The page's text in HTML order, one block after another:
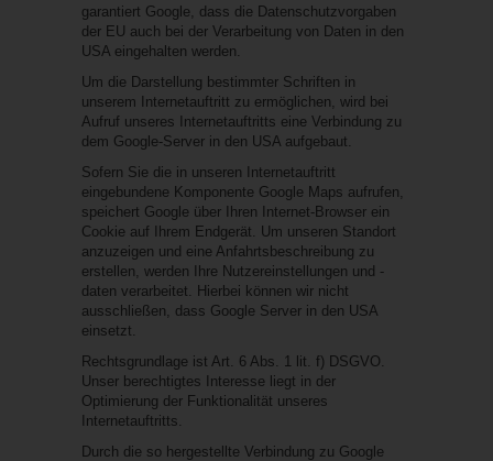
garantiert Google, dass die Datenschutzvorgaben
der EU auch bei der Verarbeitung von Daten in den
USA eingehalten werden.
Um die Darstellung bestimmter Schriften in
unserem Internetauftritt zu ermöglichen, wird bei
Aufruf unseres Internetauftritts eine Verbindung zu
dem Google-Server in den USA aufgebaut.
Sofern Sie die in unseren Internetauftritt
eingebundene Komponente Google Maps aufrufen,
speichert Google über Ihren Internet-Browser ein
Cookie auf Ihrem Endgerät. Um unseren Standort
anzuzeigen und eine Anfahrtsbeschreibung zu
erstellen, werden Ihre Nutzereinstellungen und -
daten verarbeitet. Hierbei können wir nicht
ausschließen, dass Google Server in den USA
einsetzt.
Rechtsgrundlage ist Art. 6 Abs. 1 lit. f) DSGVO.
Unser berechtigtes Interesse liegt in der
Optimierung der Funktionalität unseres
Internetauftritts.
Durch die so hergestellte Verbindung zu Google